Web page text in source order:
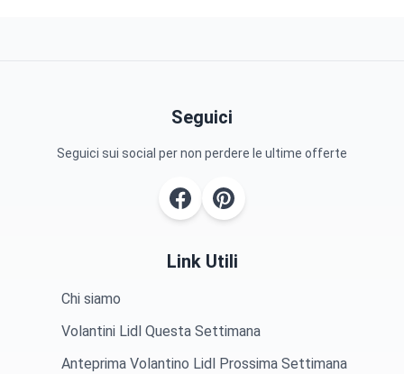
Seguici
Seguici sui social per non perdere le ultime offerte
Link Utili
Chi siamo
Volantini Lidl Questa Settimana
Anteprima Volantino Lidl Prossima Settimana